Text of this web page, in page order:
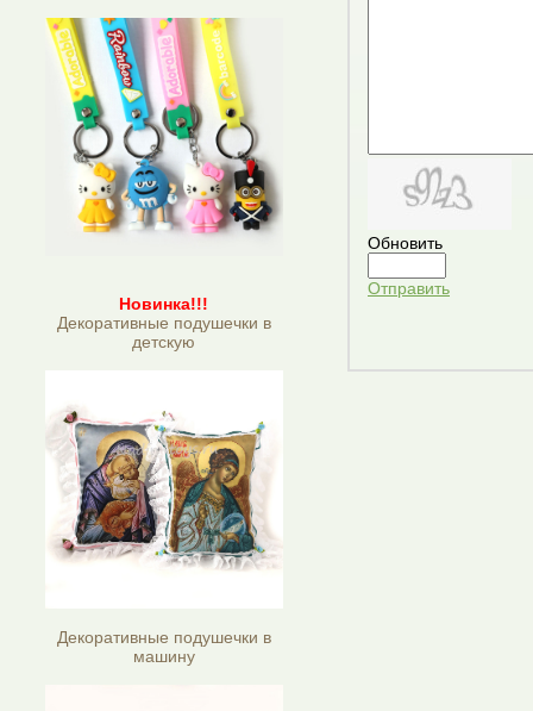
Новинка!!!
Декоративные подушечки в
детскую
Декоративные подушечки в
машину
Обновить
Отправить